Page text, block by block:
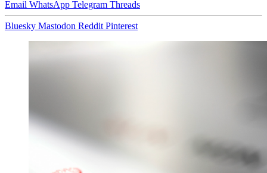
Email WhatsApp Telegram Threads
Bluesky Mastodon Reddit Pinterest